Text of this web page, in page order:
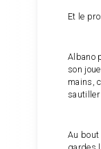
Et le
Albano
son
mains,
Au